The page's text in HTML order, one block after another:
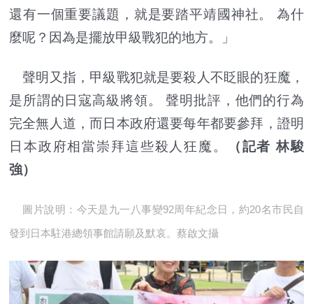
還有一個重要議題，就是要踏平靖國神社。 為什
麼呢？因為是擺放甲級戰犯的地方。」
聲明又指，甲級戰犯就是要殺人不眨眼的狂魔，
是所謂的日寇高級將領。 聲明批評，他們的行為
完全無人道，而日本政府還要每年都要參拜，證明
日本政府相當崇拜這些殺人狂魔。
（記者 林駿
強）
圖片說明：今天是九一八事變92周年紀念日，約20名市民自
發到日本駐港總領事館請願及默哀。蔡啟文攝